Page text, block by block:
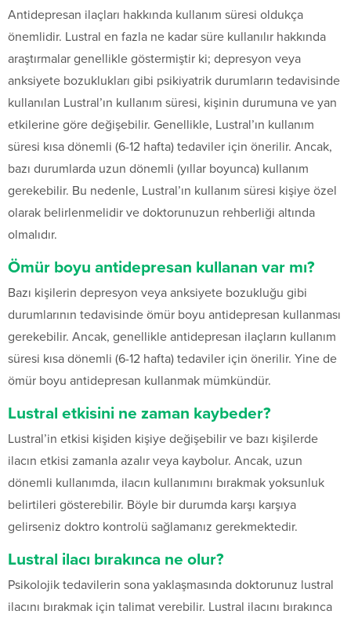
Antidepresan ilaçları hakkında kullanım süresi oldukça
önemlidir. Lustral en fazla ne kadar süre kullanılır hakkında
araştırmalar genellikle göstermiştir ki; depresyon veya
anksiyete bozuklukları gibi psikiyatrik durumların tedavisinde
kullanılan Lustral’ın kullanım süresi, kişinin durumuna ve yan
etkilerine göre değişebilir. Genellikle, Lustral’ın kullanım
süresi kısa dönemli (6-12 hafta) tedaviler için önerilir. Ancak,
bazı durumlarda uzun dönemli (yıllar boyunca) kullanım
gerekebilir. Bu nedenle, Lustral’ın kullanım süresi kişiye özel
olarak belirlenmelidir ve doktorunuzun rehberliği altında
olmalıdır.
Ömür boyu antidepresan kullanan var mı?
Bazı kişilerin depresyon veya anksiyete bozukluğu gibi
durumlarının tedavisinde ömür boyu antidepresan kullanması
gerekebilir. Ancak, genellikle antidepresan ilaçların kullanım
süresi kısa dönemli (6-12 hafta) tedaviler için önerilir. Yine de
ömür boyu antidepresan kullanmak mümkündür.
Lustral etkisini ne zaman kaybeder?
Lustral’in etkisi kişiden kişiye değişebilir ve bazı kişilerde
ilacın etkisi zamanla azalır veya kaybolur. Ancak, uzun
dönemli kullanımda, ilacın kullanımını bırakmak yoksunluk
belirtileri gösterebilir. Böyle bir durumda karşı karşıya
gelirseniz doktro kontrolü sağlamanız gerekmektedir.
Lustral ilacı bırakınca ne olur?
Psikolojik tedavilerin sona yaklaşmasında doktorunuz lustral
ilacını bırakmak için talimat verebilir. Lustral ilacını bırakınca